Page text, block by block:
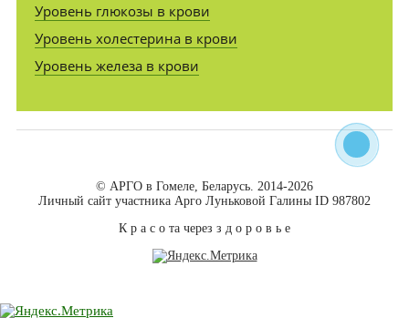
Уровень глюкозы в крови
Уровень холестерина в крови
Уровень железа в крови
© АРГО в Гомеле, Беларусь. 2014-2026
Личный сайт участника Арго Луньковой Галины ID 987802
К р а с о та через з д о р о в ь е